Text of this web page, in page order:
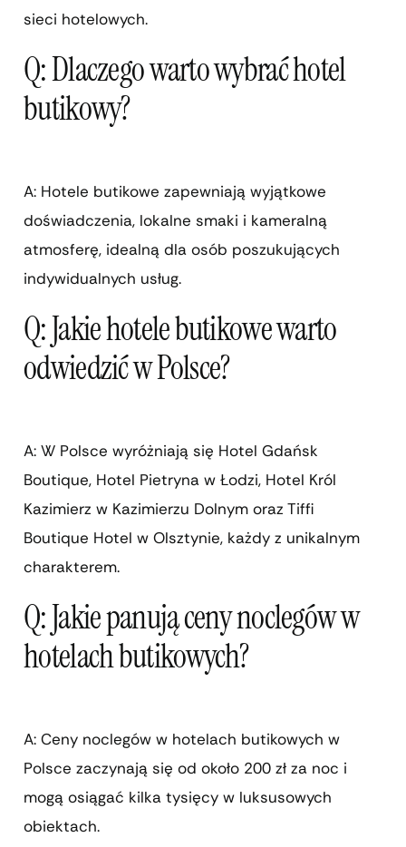
sieci hotelowych.
Q: Dlaczego warto wybrać hotel
butikowy?
A: Hotele butikowe zapewniają wyjątkowe
doświadczenia, lokalne smaki i kameralną
atmosferę, idealną dla osób poszukujących
indywidualnych usług.
Q: Jakie hotele butikowe warto
odwiedzić w Polsce?
A: W Polsce wyróżniają się Hotel Gdańsk
Boutique, Hotel Pietryna w Łodzi, Hotel Król
Kazimierz w Kazimierzu Dolnym oraz Tiffi
Boutique Hotel w Olsztynie, każdy z unikalnym
charakterem.
Q: Jakie panują ceny noclegów w
hotelach butikowych?
A: Ceny noclegów w hotelach butikowych w
Polsce zaczynają się od około 200 zł za noc i
mogą osiągać kilka tysięcy w luksusowych
obiektach.